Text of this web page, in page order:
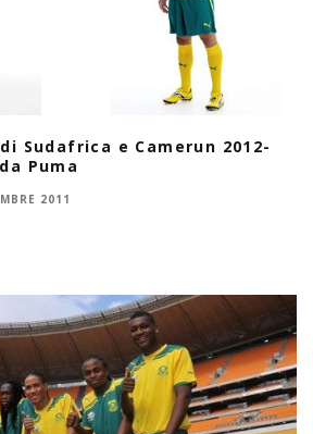
Sudafrica e Camerun 2012-
Puma
2011